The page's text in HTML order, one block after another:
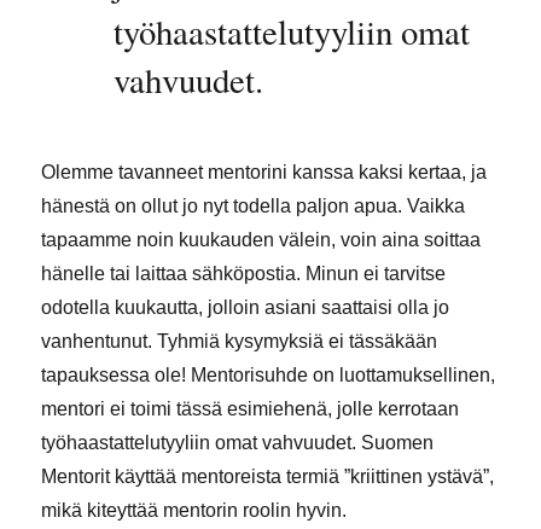
työhaastattelutyyliin omat
vahvuudet.
Olemme tavanneet mentorini kanssa kaksi kertaa, ja
hänestä on ollut jo nyt todella paljon apua. Vaikka
tapaamme noin kuukauden välein, voin aina soittaa
hänelle tai laittaa sähköpostia. Minun ei tarvitse
odotella kuukautta, jolloin asiani saattaisi olla jo
vanhentunut. Tyhmiä kysymyksiä ei tässäkään
tapauksessa ole! Mentorisuhde on luottamuksellinen,
mentori ei toimi tässä esimiehenä, jolle kerrotaan
työhaastattelutyyliin omat vahvuudet. Suomen
Mentorit käyttää mentoreista termiä ”kriittinen ystävä”,
mikä kiteyttää mentorin roolin hyvin.